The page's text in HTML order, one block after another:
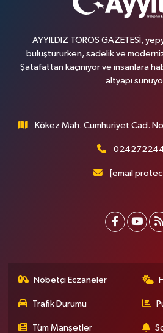
AYYILDIZ TOROS GAZETESİ,
buluştururken, sadelik ve
Şatafattan kaçınıyor ve insanlara
altyapı
Kökez Mah. Cumhuriyet Cad.
[email
Nöbetçi Eczaneler
Trafik Durumu
Tüm Manşetler